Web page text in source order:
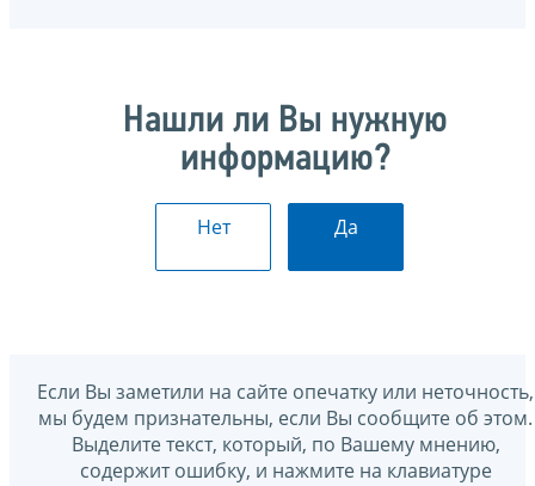
Нашли ли Вы нужную
информацию?
Нет Да
Если Вы заметили на сайте опечатку или неточность,
мы будем признательны, если Вы сообщите об этом.
Выделите текст, который, по Вашему мнению,
содержит ошибку, и нажмите на клавиатуре